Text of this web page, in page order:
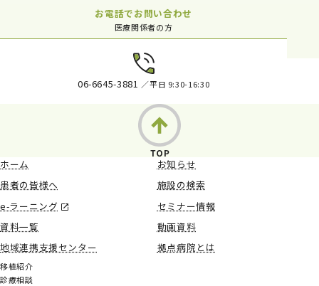
お電話でお問い合わせ
医療関係者の方
06-6645-3881 ／平日 9:30-16:30
ホーム
お知らせ
患者の皆様へ
施設の検索
e-ラーニング
セミナー情報
資料一覧
動画資料
地域連携支援センター
移植紹介
診療相談
拠点病院とは